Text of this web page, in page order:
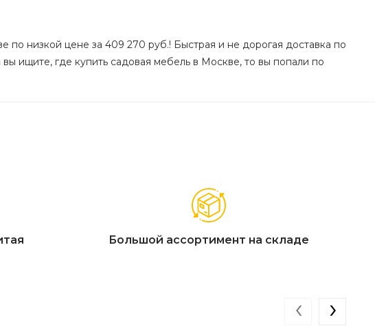
низкой цене за 409 270 руб.! Быстрая и не дорогая доставка по
ищите, где купить садовая мебель в Москве, то вы попали по
Большой ассортимент на складе
‹ ›